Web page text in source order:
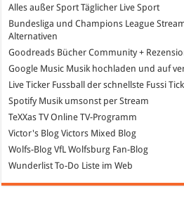
Alles außer SportTäglicher Live Sport
Bundesliga und Champions League
Alternativen
Goodreads Bücher Community +
Google Music Musik hochladen und auf
Live Ticker Fussball
der schnellste Fussi
SpotifyMusik umsonst per Stream
TeXXas TVOnline TV-Programm
Victor's Blog Victors Mixed Blog
Wolfs-Blog VfL Wolfsburg Fan-Blog
WunderlistTo-Do Liste im Web